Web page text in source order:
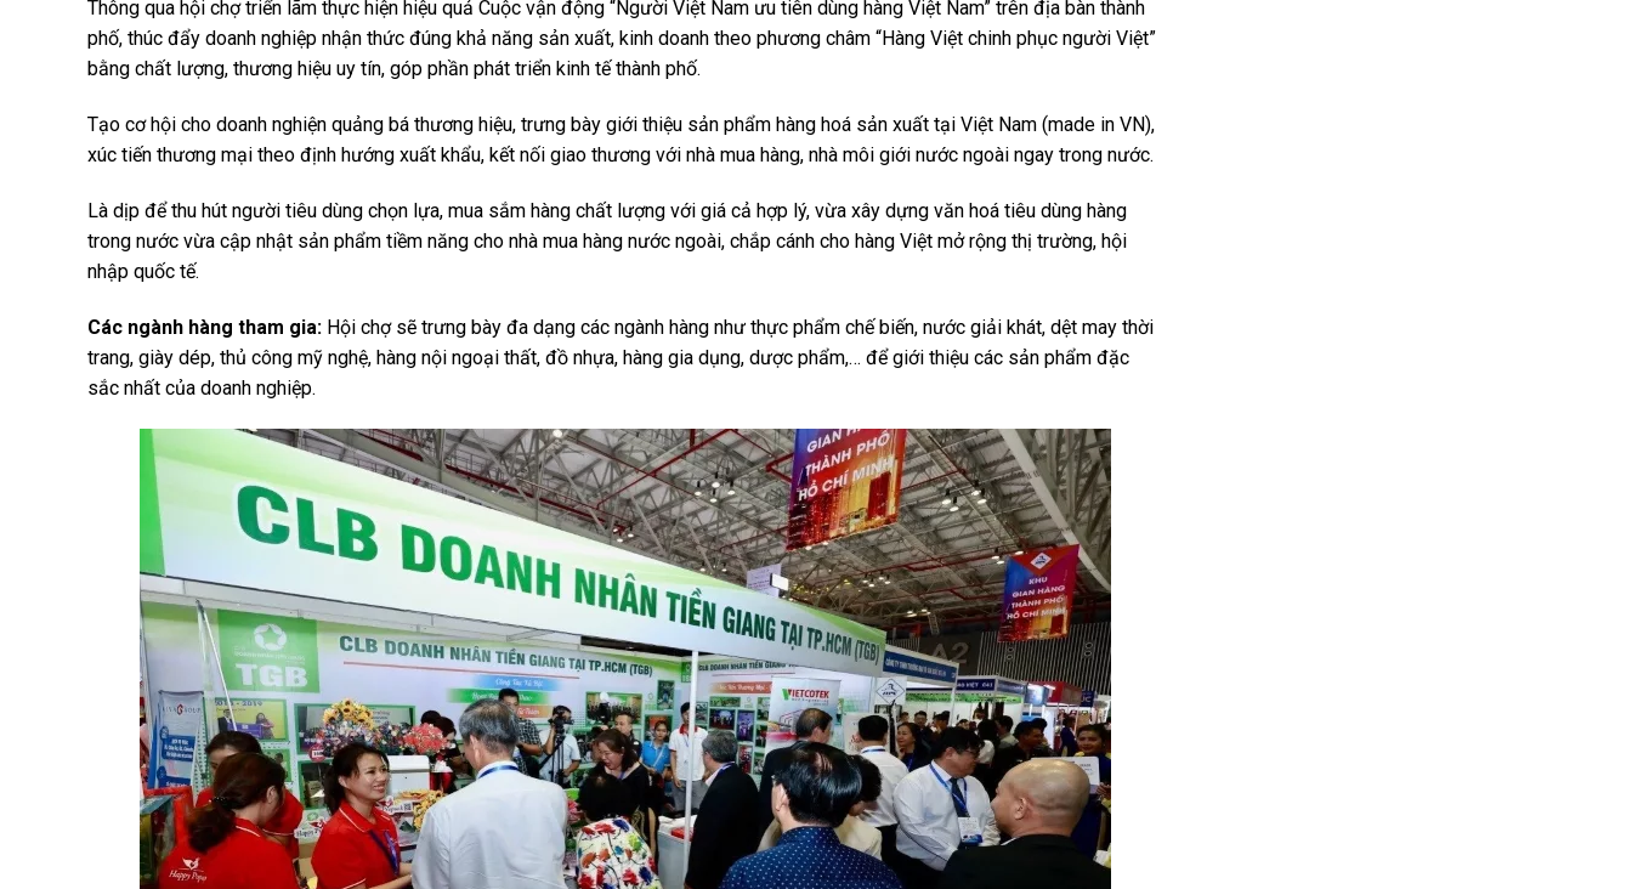
Thông qua hội chợ triển lãm thực hiện hiệu quả Cuộc vận động “Người Việt Nam ưu tiên dùng hàng Việt Nam” trên địa bàn thành
phố, thúc đẩy doanh nghiệp nhận thức đúng khả năng sản xuất, kinh doanh theo phương châm “Hàng Việt chinh phục người Việt”
bằng chất lượng, thương hiệu uy tín, góp phần phát triển kinh tế thành phố.
Tạo cơ hội cho doanh nghiện quảng bá thương hiệu, trưng bày giới thiệu sản phẩm hàng hoá sản xuất tại Việt Nam (made in VN),
xúc tiến thương mại theo định hướng xuất khẩu, kết nối giao thương với nhà mua hàng, nhà môi giới nước ngoài ngay trong nước.
Là dịp để thu hút người tiêu dùng chọn lựa, mua sắm hàng chất lượng với giá cả hợp lý, vừa xây dựng văn hoá tiêu dùng hàng
trong nước vừa cập nhật sản phẩm tiềm năng cho nhà mua hàng nước ngoài, chắp cánh cho hàng Việt mở rộng thị trường, hội
nhập quốc tế.
Các ngành hàng tham gia: Hội chợ sẽ trưng bày đa dạng các ngành hàng như thực phẩm chế biến, nước giải khát, dệt may thời
trang, giày dép, thủ công mỹ nghệ, hàng nội ngoại thất, đồ nhựa, hàng gia dụng, dược phẩm,… để giới thiệu các sản phẩm đặc
sắc nhất của doanh nghiệp.